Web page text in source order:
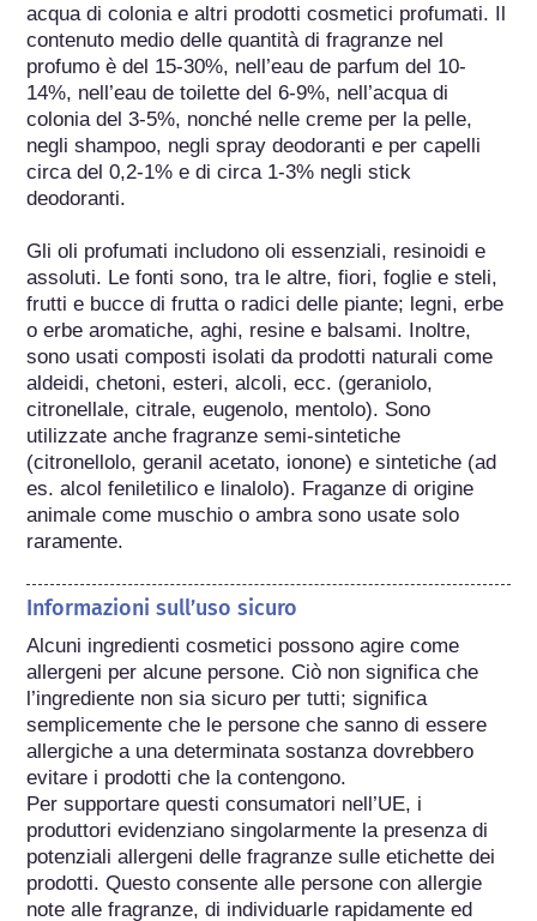
acqua di colonia e altri prodotti cosmetici profumati. Il
contenuto medio delle quantità di fragranze nel
profumo è del 15-30%, nell’eau de parfum del 10-
14%, nell’eau de toilette del 6-9%, nell’acqua di
colonia del 3-5%, nonché nelle creme per la pelle,
negli shampoo, negli spray deodoranti e per capelli
circa del 0,2-1% e di circa 1-3% negli stick
deodoranti.
Gli oli profumati includono oli essenziali, resinoidi e
assoluti. Le fonti sono, tra le altre, fiori, foglie e steli,
frutti e bucce di frutta o radici delle piante; legni, erbe
o erbe aromatiche, aghi, resine e balsami. Inoltre,
sono usati composti isolati da prodotti naturali come
aldeidi, chetoni, esteri, alcoli, ecc. (geraniolo,
citronellale, citrale, eugenolo, mentolo). Sono
utilizzate anche fragranze semi-sintetiche
(citronellolo, geranil acetato, ionone) e sintetiche (ad
es. alcol feniletilico e linalolo). Fraganze di origine
animale come muschio o ambra sono usate solo
raramente.
Informazioni sull’uso sicuro
Alcuni ingredienti cosmetici possono agire come
allergeni per alcune persone. Ciò non significa che
l’ingrediente non sia sicuro per tutti; significa
semplicemente che le persone che sanno di essere
allergiche a una determinata sostanza dovrebbero
evitare i prodotti che la contengono.
Per supportare questi consumatori nell’UE, i
produttori evidenziano singolarmente la presenza di
potenziali allergeni delle fragranze sulle etichette dei
prodotti. Questo consente alle persone con allergie
note alle fragranze, di individuarle rapidamente ed